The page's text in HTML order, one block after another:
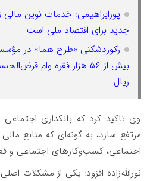
پورابراهیمی: خدمات نوین
جدید برای اقتصاد ملی است
رکوردشکنی «طرح هما» در
ریال
وی تاکید کرد که بانکداری
مرتفع سازد، به‌ گونه‌ای که منابع
اجتماعی، کسب‌وکارهای اجتماعی و
نورالله‌زاده افزود: یکی از مشکلات